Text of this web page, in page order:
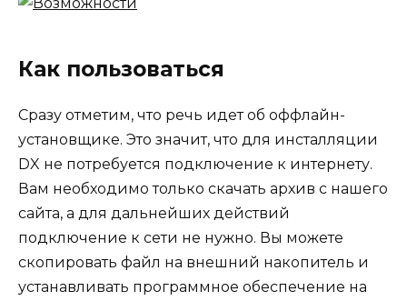
Как пользоваться
Сразу отметим, что речь идет об оффлайн-
установщике. Это значит, что для инсталляции
DX не потребуется подключение к интернету.
Вам необходимо только скачать архив с нашего
сайта, а для дальнейших действий
подключение к сети не нужно. Вы можете
скопировать файл на внешний накопитель и
устанавливать программное обеспечение на